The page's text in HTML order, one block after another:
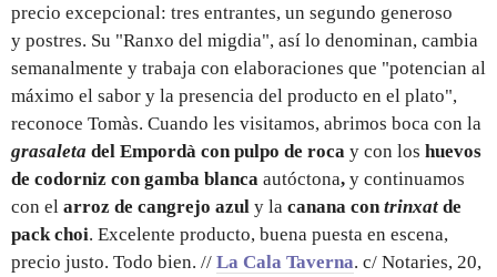
precio excepcional: tres entrantes, un segundo generoso
y postres. Su "Ranxo del migdia", así lo denominan, cambia
semanalmente y trabaja con elaboraciones que "potencian al
máximo el sabor y la presencia del producto en el plato",
reconoce Tomàs. Cuando les visitamos, abrimos boca con la
grasaleta del Empordà con pulpo de roca y con los huevos
de codorniz con gamba blanca autóctona, y continuamos
con el arroz de cangrejo azul y la canana con trinxat de
pack choi. Excelente producto, buena puesta en escena,
precio justo. Todo bien. // La Cala Taverna. c/ Notaries, 20,